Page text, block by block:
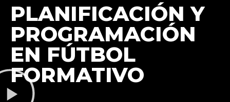
PLANIFICACIÓN Y
PROGRAMACIÓN
EN FÚTBOL
FORMATIVO